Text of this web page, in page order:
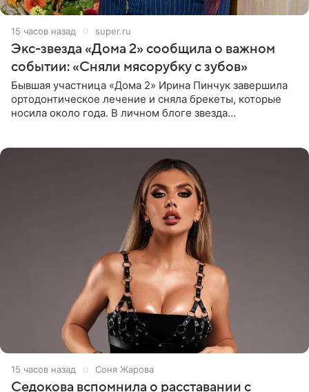
15 часов назад super.ru
Экс-звезда «Дома 2» сообщила о важном
событии: «Сняли мясорубку с зубов»
Бывшая участница «Дома 2» Ирина Пинчук завершила
ортодонтическое лечение и сняла брекеты, которые
носила около года. В личном блоге звезда
15 часов назад Соня Жарова
Седокова вспомнила о расставании с